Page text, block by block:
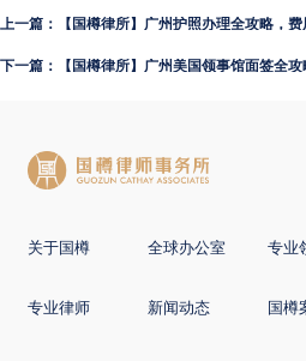
上一篇：【国樽律所】广州护照办理全攻略，
下一篇：【国樽律所】广州美国领事馆面签全
关于国樽 全球办公室 专业
专业律师 新闻动态 国樽